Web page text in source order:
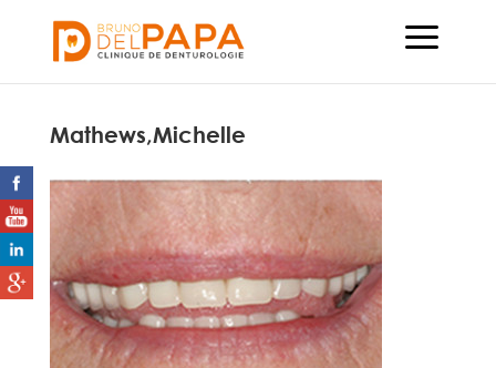
Mathews,Michelle